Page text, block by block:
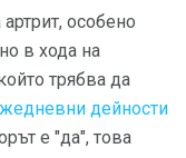
особено
в хода на
трябва да
дейности
е "да", това